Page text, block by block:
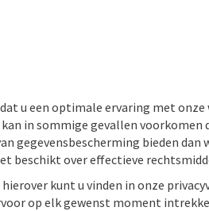
u een optimale ervaring met
in sommige gevallen voorkomen
gegevensbescherming bieden
beschikt over effectieve
kunt u vinden in onze
op elk gewenst moment